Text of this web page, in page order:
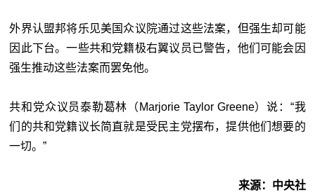
外界认盟邦将乐见美国众议院通过这些法案，但强生却可能
因此下台。一些共和党籍极右翼议员已警告，他们可能会因
强生推动这些法案而罢免他。
共和党众议员泰勒葛林（Marjorie Taylor Greene）说：“我
们的共和党籍议长简直就是受民主党摆布，提供他们想要的
一切。”
来源：中央社